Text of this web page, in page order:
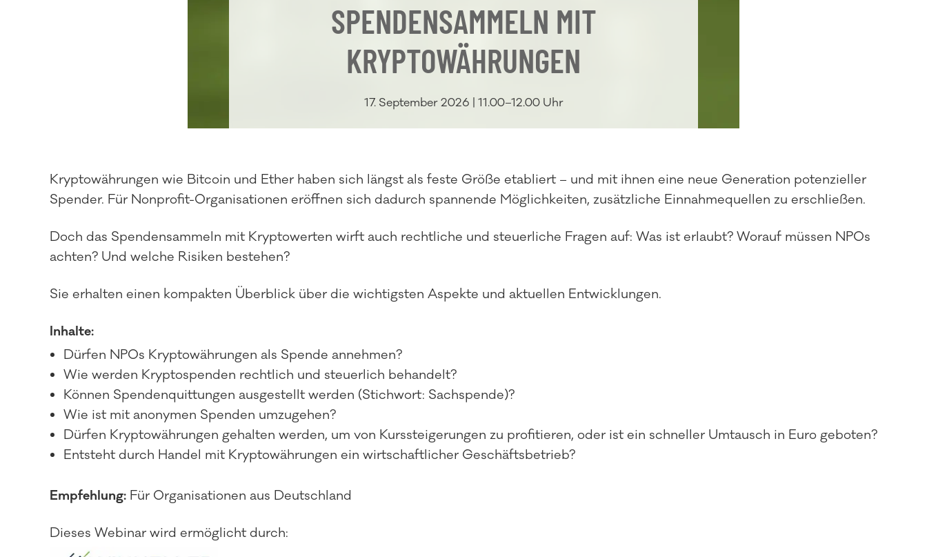
SPENDENSAMMELN MIT
KRYPTOWÄHRUNGEN
17. September 2026 | 11.00–12.00 Uhr
Kryptowährungen wie Bitcoin und Ether haben sich längst als feste Größe etabliert – und mit ihnen eine neue Generation potenzieller
Spender. Für Nonprofit-Organisationen eröffnen sich dadurch spannende Möglichkeiten, zusätzliche Einnahmequellen zu erschließen.
Doch das Spendensammeln mit Kryptowerten wirft auch rechtliche und steuerliche Fragen auf: Was ist erlaubt? Worauf müssen NPOs
achten? Und welche Risiken bestehen?
Sie erhalten einen kompakten Überblick über die wichtigsten Aspekte und aktuellen Entwicklungen.
Inhalte:
Dürfen NPOs Kryptowährungen als Spende annehmen?
Wie werden Kryptospenden rechtlich und steuerlich behandelt?
Können Spendenquittungen ausgestellt werden (Stichwort: Sachspende)?
Wie ist mit anonymen Spenden umzugehen?
Dürfen Kryptowährungen gehalten werden, um von Kurssteigerungen zu profitieren, oder ist ein schneller Umtausch in Euro geboten?
Entsteht durch Handel mit Kryptowährungen ein wirtschaftlicher Geschäftsbetrieb?
Empfehlung: Für Organisationen aus Deutschland
Dieses Webinar wird ermöglicht durch: